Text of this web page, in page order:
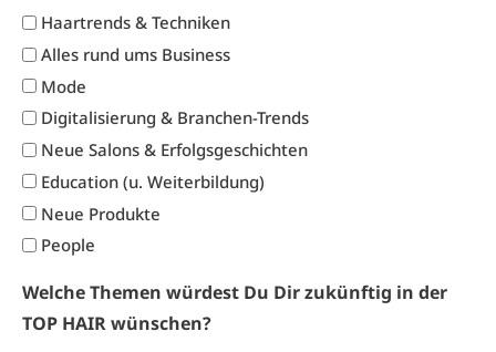
Haartrends & Techniken
Alles rund ums Business
Mode
Digitalisierung & Branchen-Trends
Neue Salons & Erfolgsgeschichten
Education (u. Weiterbildung)
Neue Produkte
People
Welche Themen würdest Du Dir zukünftig in der
TOP HAIR wünschen?